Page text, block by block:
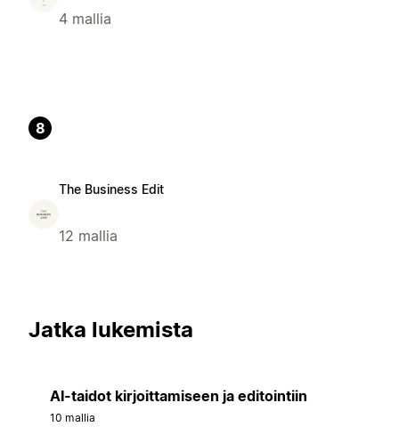
4 mallia
8
The Business Edit
12 mallia
Jatka lukemista
AI-taidot kirjoittamiseen ja editointiin
10 mallia